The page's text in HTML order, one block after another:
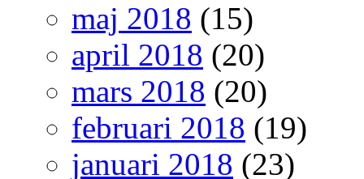
maj 2018 (15)
april 2018 (20)
mars 2018 (20)
februari 2018 (19)
januari 2018 (23)